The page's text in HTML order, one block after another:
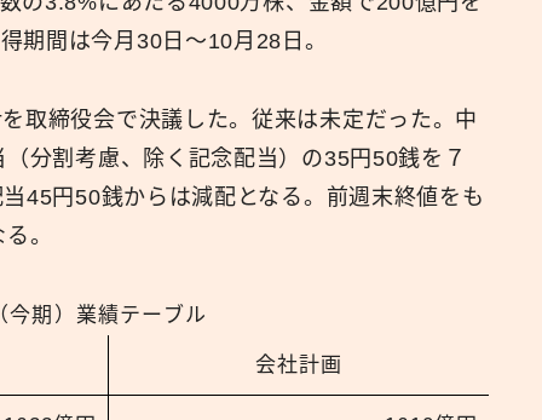
期間は今月30日〜10月28日。
取締役会で決議した。従来は未定だった。中
分割考慮、除く記念配当）の35円50銭を７
45円50銭からは減配となる。前週末終値をも
。
今期）業績テーブル
会社計画